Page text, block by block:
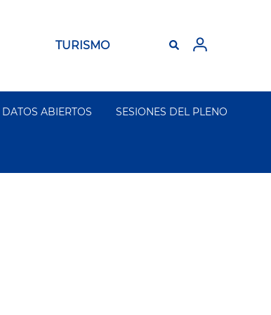
TURISMO
DATOS ABIERTOS SESIONES DEL PLENO